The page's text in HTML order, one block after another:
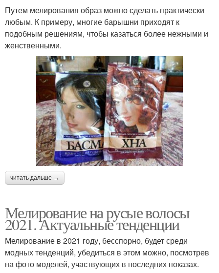
Путем мелирования образ можно сделать практически
любым. К примеру, многие барышни приходят к
подобным решениям, чтобы казаться более нежными и
женственными.
читать дальше →
Мелирование на русые волосы
2021. Актуальные тенденции
Мелирование в 2021 году, бесспорно, будет среди
модных тенденций, убедиться в этом можно, посмотрев
на фото моделей, участвующих в последних показах.